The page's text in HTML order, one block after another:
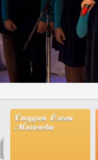
Студия Олега
Митяева